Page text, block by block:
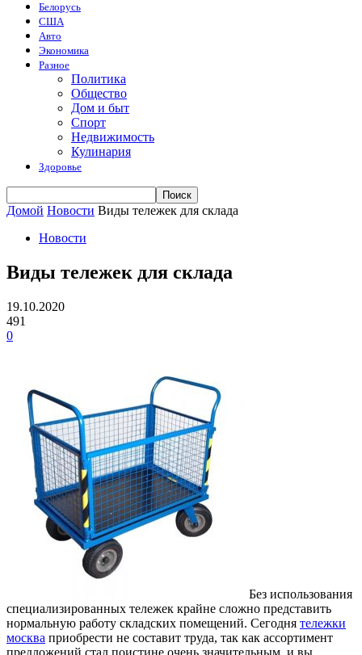
Белорусь
США
Авто
Экономика
Разное
Политика
Общество
Дом и быт
Спорт
Недвижимость
Кулинария
Здоровье
Домой Новости Виды тележек для склада
Новости
Виды тележек для склада
19.10.2020
491
0
Без использования
специализированных тележек крайне сложно представить
нормальную работу складских помещений. Сегодня тележки
москва приобрести не составит труда, так как ассортимент
предложений стал поистине очень значительным, и вы